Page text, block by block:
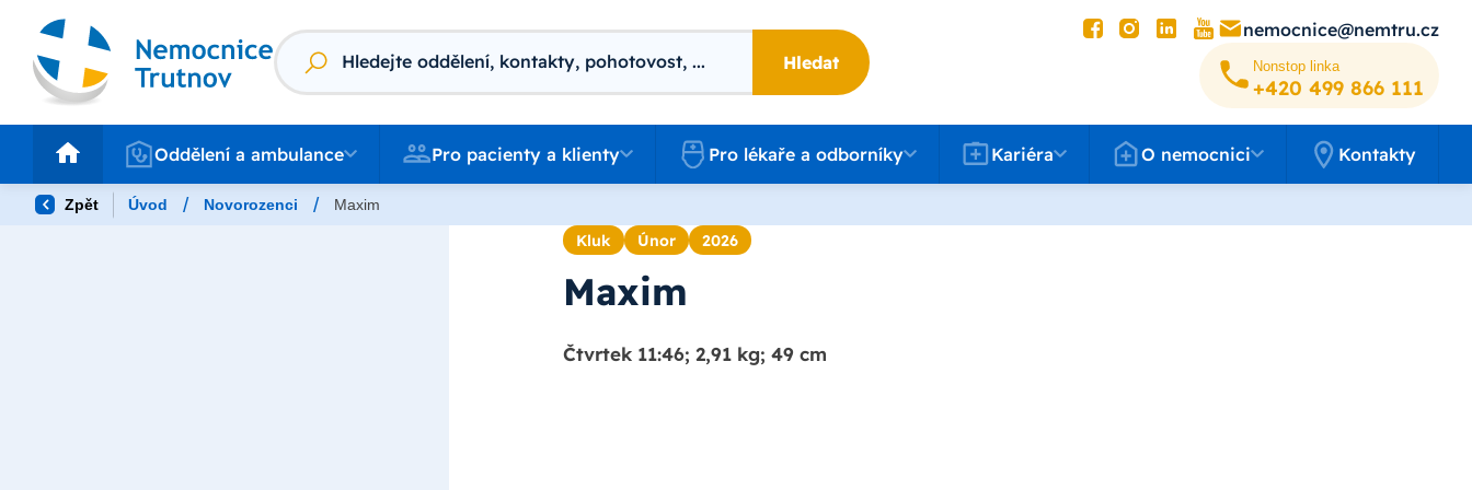
Vyhledávání
Hledat
nemocnice@nemtru.cz
Nonstop linka
+420 499 8­66 111
Oddělení a ambulance
Oddělení a ambulance Pro pacienty a klienty
Pro lékaře a odborníky
Pro lékaře a odborníky
Kariéra
Kariéra
O nemocnici
O nemocnici Kontakty
Zpět Úvod / Novorozenci / Maxim
Kluk Únor 2026
Maxim
Čtvrtek 11:46; 2,91 kg; 49 cm